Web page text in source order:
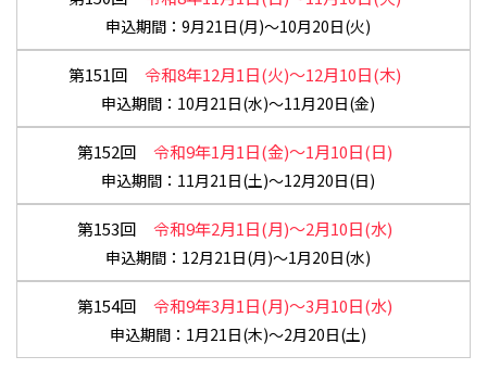
9月21日(月)～10月20日(火)
第151回 令和8年12月1日(火)～12月10日(木)
10月21日(水)～11月20日(金)
第152回 令和9年1月1日(金)～1月10日(日)
11月21日(土)～12月20日(日)
第153回 令和9年2月1日(月)～2月10日(水)
12月21日(月)～1月20日(水)
第154回 令和9年3月1日(月)～3月10日(水)
1月21日(木)～2月20日(土)